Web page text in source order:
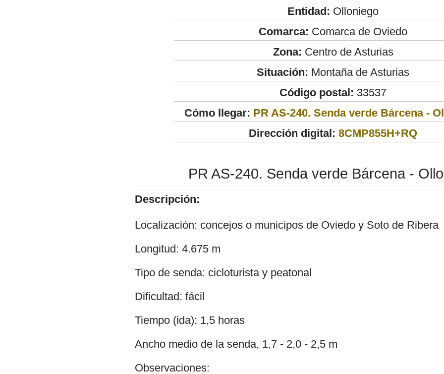
Entidad: Olloniego
Comarca: Comarca de Oviedo
Zona: Centro de Asturias
Situación: Montaña de Asturias
Código postal: 33537
Cómo llegar: PR AS-240. Senda verde Bárcena -
Dirección digital: 8CMP855H+RQ
PR AS-240. Senda verde Bárcena -
Descripción:
Localización: concejos o municipos de Oviedo y Soto de Ribera
Longitud: 4.675 m
Tipo de senda: cicloturista y peatonal
Dificultad: fácil
Tiempo (ida): 1,5 horas
Ancho medio de la senda, 1,7 - 2,0 - 2,5 m
Observaciones: